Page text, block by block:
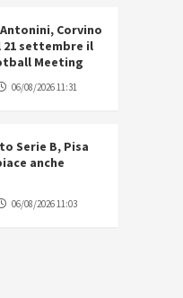
Corvino
21 settembre il
Meeting
06/08/2026 11:31
Serie B, Pisa
anche
06/08/2026 11:03